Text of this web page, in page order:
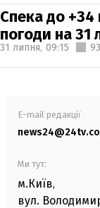
Спека до +34
погоди на 31
31 липня, 09:15
E-mail редакції
Ми тут:
м.Київ,
вул.